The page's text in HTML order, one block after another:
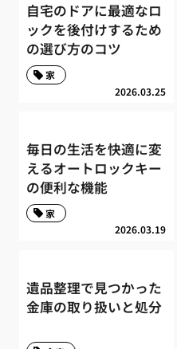
自宅のドアに最適なロ
ックを後付けするため
の選び方のコツ
2026.03.25
家
毎日の生活を快適に変
えるオートロックキー
の便利な機能
2026.03.19
家
遺品整理で見つかった
金庫の取り扱いと処分